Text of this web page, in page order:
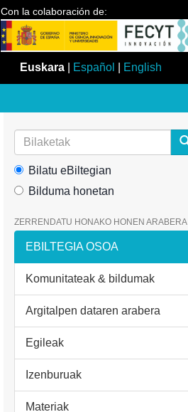
Con la colaboración de:
Euskara Español English
Bilatu eBiltegian
Bilduma honetan
ZERRENDATU HONAKO HONEN ARABERA
EBILTEGIA OSOA
Komunitateak & bildumak
Argitalpen dataren arabera
Egileak
Izenburuak
Materiak